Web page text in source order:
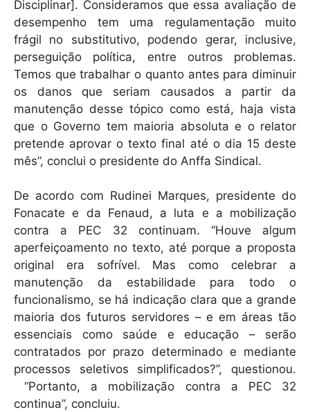
Disciplinar]. Consideramos que essa avaliação de
desempenho tem uma regulamentação muito
frágil no substitutivo, podendo gerar, inclusive,
perseguição política, entre outros problemas.
Temos que trabalhar o quanto antes para diminuir
os danos que seriam causados a partir da
manutenção desse tópico como está, haja vista
que o Governo tem maioria absoluta e o relator
pretende aprovar o texto final até o dia 15 deste
mês”, conclui o presidente do Anffa Sindical.
De acordo com Rudinei Marques, presidente do
Fonacate e da Fenaud, a luta e a mobilização
contra a PEC 32 continuam. “Houve algum
aperfeiçoamento no texto, até porque a proposta
original era sofrível. Mas como celebrar a
manutenção da estabilidade para todo o
funcionalismo, se há indicação clara que a grande
maioria dos futuros servidores – e em áreas tão
essenciais como saúde e educação – serão
contratados por prazo determinado e mediante
processos seletivos simplificados?”, questionou.
“Portanto, a mobilização contra a PEC 32
continua”, concluiu.